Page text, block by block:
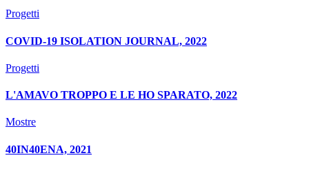
Progetti
COVID-19 ISOLATION JOURNAL, 2022
Progetti
L'AMAVO TROPPO E LE HO SPARATO, 2022
Mostre
40IN40ENA, 2021